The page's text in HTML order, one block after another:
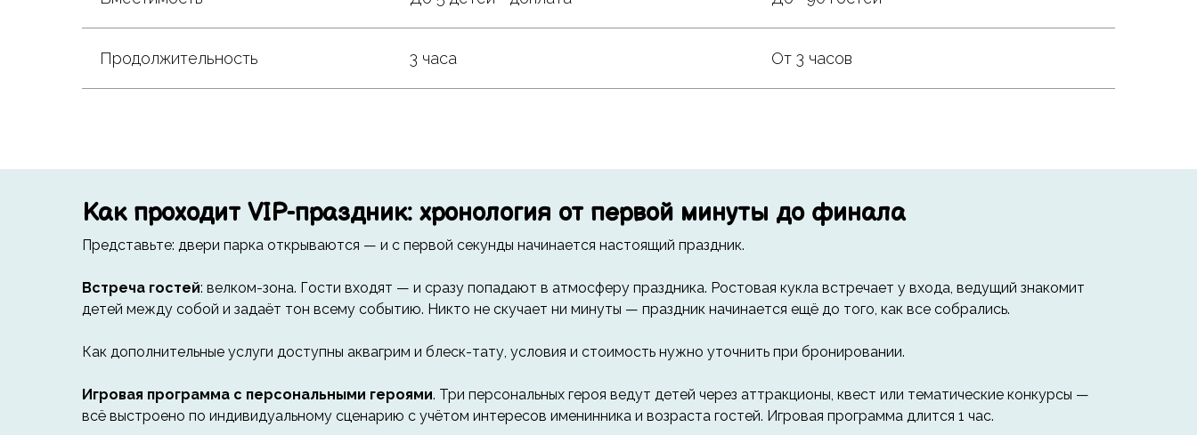
Продолжительность 3 часа От 3 часов
Как проходит VIP-праздник: хронология от первой минуты до финала
Представьте: двери парка открываются — и с первой секунды начинается настоящий праздник.
Встреча гостей: велком-зона. Гости входят — и сразу попадают в атмосферу праздника. Ростовая кукла встречает у входа, ведущий знакомит
детей между собой и задаёт тон всему событию. Никто не скучает ни минуты — праздник начинается ещё до того, как все собрались.
Как дополнительные услуги доступны аквагрим и блеск-тату, условия и стоимость нужно уточнить при бронировании.
Игровая программа с персональными героями. Три персональных героя ведут детей через аттракционы, квест или тематические конкурсы —
всё выстроено по индивидуальному сценарию с учётом интересов именинника и возраста гостей. Игровая программа длится 1 час.